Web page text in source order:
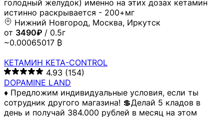
голодный желудок) именно на этих дозах кетамин
истинно раскрывается - 200+мг
Нижний Новгород, Москва, Иркутск
от 3490₽ / 0.5г
~0.00065017 ₿
КЕТАМИН KETA-CONTROL
4.93 (154)
DOPAMINE LAND
♦️ Предложим индивидуальные условия, если ты
сотрудник другого магазина! 💲Делай 5 кладов в
день и получай 384.000 рублей в месяц на этом